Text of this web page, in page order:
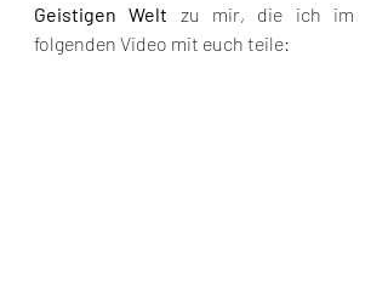
Geistigen Welt zu mir, die ich im
folgenden Video mit euch teile: